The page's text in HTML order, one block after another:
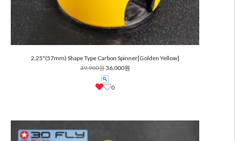
2.25"(57mm) Shape Type Carbon Spinner[Golden Yellow]
39,900원36,000원
0